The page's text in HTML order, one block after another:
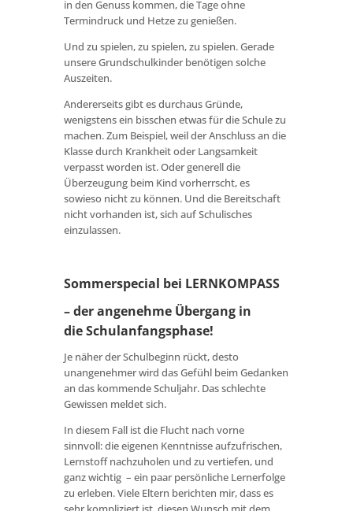
in den Genuss kommen, die Tage ohne
Termindruck und Hetze zu genießen.
Und zu spielen, zu spielen, zu spielen. Gerade
unsere Grundschulkinder benötigen solche
Auszeiten.
Andererseits gibt es durchaus Gründe,
wenigstens ein bisschen etwas für die Schule zu
machen. Zum Beispiel, weil der Anschluss an die
Klasse durch Krankheit oder Langsamkeit
verpasst worden ist. Oder generell die
Überzeugung beim Kind vorherrscht, es
sowieso nicht zu können. Und die Bereitschaft
nicht vorhanden ist, sich auf Schulisches
einzulassen.
Sommerspecial bei LERNKOMPASS
– der angenehme Übergang in
die Schulanfangsphase!
Je näher der Schulbeginn rückt, desto
unangenehmer wird das Gefühl beim Gedanken
an das kommende Schuljahr. Das schlechte
Gewissen meldet sich.
In diesem Fall ist die Flucht nach vorne
sinnvoll: die eigenen Kenntnisse aufzufrischen,
Lernstoff nachzuholen und zu vertiefen, und
ganz wichtig – ein paar persönliche Lernerfolge
zu erleben. Viele Eltern berichten mir, dass es